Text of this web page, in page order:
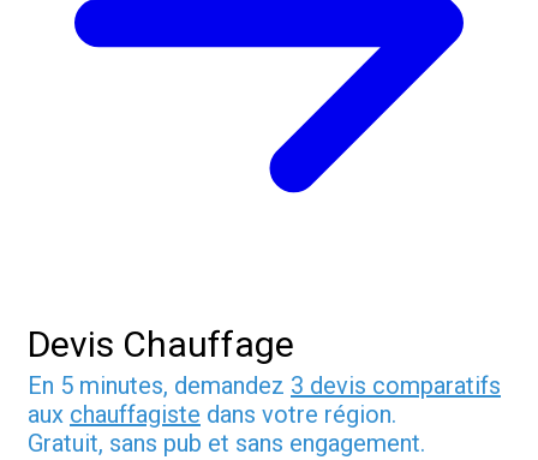
Devis Chauffage
En 5 minutes, demandez 3 devis comparatifs
aux chauffagiste dans votre région.
Gratuit, sans pub et sans engagement.